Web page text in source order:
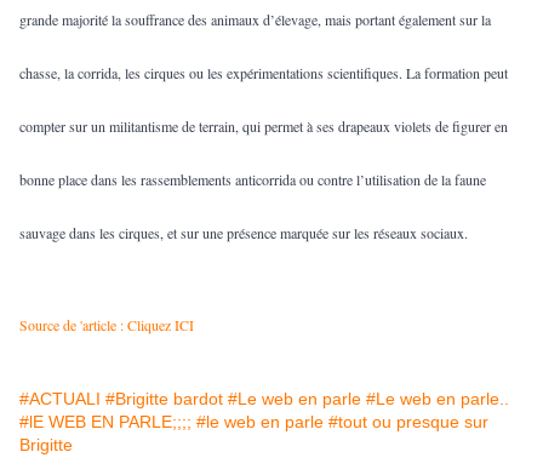
grande majorité la souffrance des animaux d’élevage, mais portant également sur la
chasse, la corrida, les cirques ou les expérimentations scientifiques. La formation peut
compter sur un militantisme de terrain, qui permet à ses drapeaux violets de figurer en
bonne place dans les rassemblements anticorrida ou contre l’utilisation de la faune
sauvage dans les cirques, et sur une présence marquée sur les réseaux sociaux.
Source de 'article : Cliquez ICI
#ACTUALI #Brigitte bardot #Le web en parle #Le web en parle..
#lE WEB EN PARLE;;;; #le web en parle #tout ou presque sur
Brigitte